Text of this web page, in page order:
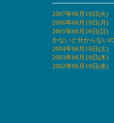
2007年06月19日(火)
2006年06月19日(月)
2005年06月19日(日)
かないと分からない
2004年06月19日(土)
2003年06月19日(木)
2002年06月19日(水)